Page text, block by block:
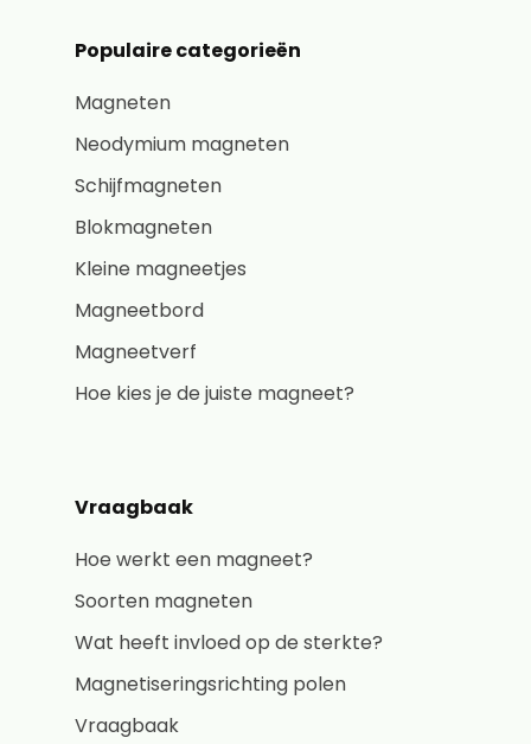
Populaire categorieën
Magneten
Neodymium magneten
Schijfmagneten
Blokmagneten
Kleine magneetjes
Magneetbord
Magneetverf
Hoe kies je de juiste magneet?
Vraagbaak
Hoe werkt een magneet?
Soorten magneten
Wat heeft invloed op de sterkte?
Magnetiseringsrichting polen
Vraagbaak